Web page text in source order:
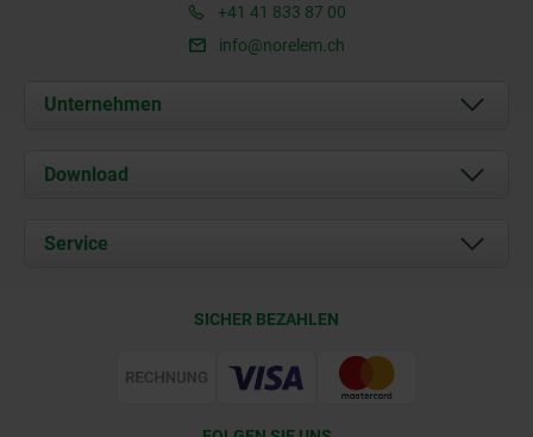
+41 41 833 87 00
info@norelem.ch
Unternehmen
Über uns
Kontakt
Download
Service
SICHER BEZAHLEN